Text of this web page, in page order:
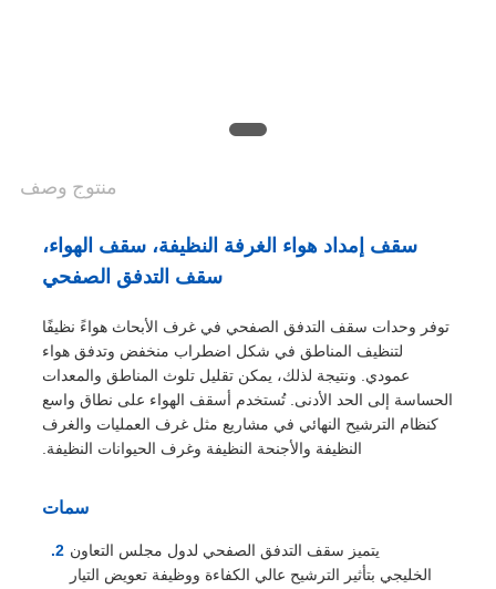
منتوج وصف
سقف إمداد هواء الغرفة النظيفة، سقف الهواء،
سقف التدفق الصفحي
توفر وحدات سقف التدفق الصفحي في غرف الأبحاث هواءً نظيفًا
لتنظيف المناطق في شكل اضطراب منخفض وتدفق هواء
عمودي. ونتيجة لذلك، يمكن تقليل تلوث المناطق والمعدات
الحساسة إلى الحد الأدنى. تُستخدم أسقف الهواء على نطاق واسع
كنظام الترشيح النهائي في مشاريع مثل غرف العمليات والغرف
النظيفة والأجنحة النظيفة وغرف الحيوانات النظيفة.
سمات
يتميز سقف التدفق الصفحي لدول مجلس التعاون
الخليجي بتأثير الترشيح عالي الكفاءة ووظيفة تعويض التيار